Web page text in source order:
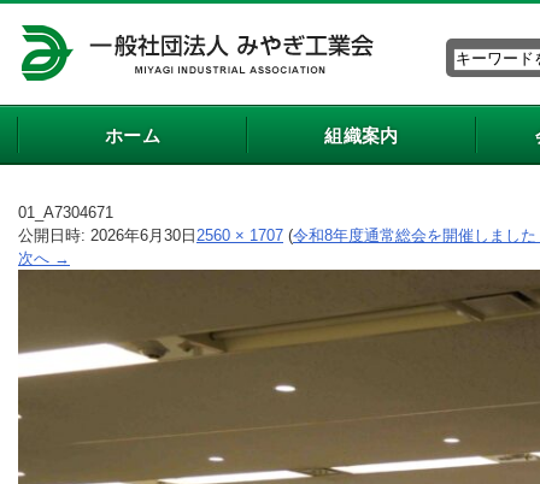
ホーム 組織案内
01_A7304671
公開日時: 2026年6月30日 2560 × 1707 (令和8年度通常総会を開催しまし
次へ →